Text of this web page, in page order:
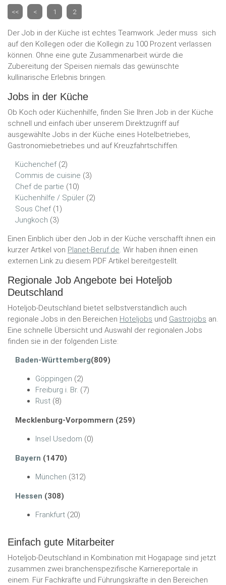
<< < 1 2
Der Job in der Küche ist echtes Teamwork. Jeder muss sich
auf den Kollegen oder die Kollegin zu 100 Prozent verlassen
können. Ohne eine gute Zusammenarbeit würde die
Zubereitung der Speisen niemals das gewünschte
kullinarische Erlebnis bringen.
Jobs in der Küche
Ob Koch oder Küchenhilfe, finden Sie Ihren Job in der Küche
schnell und einfach über unserem Direktzugriff auf
ausgewählte Jobs in der Küche eines Hotelbetriebes,
Gastronomiebetriebes und auf Kreuzfahrtschiffen.
Küchenchef(2)
Commis de cuisine (3)
Chef de partie (10)
Küchenhilfe / Spüler (2)
Sous Chef(1)
Jungkoch (3)
Einen Einblich über den Job in der Küche verschafft ihnen ein
kurzer Artikel von Planet-Beruf.de. Wir haben ihnen einen
externen Link zu diesem PDF Artikel bereitgestellt.
Regionale Job Angebote bei Hoteljob
Deutschland
Hoteljob-Deutschland bietet selbstverständlich auch
regionale Jobs in den Bereichen Hoteljobs und Gastrojobs an.
Eine schnelle Übersicht und Auswahl der regionalen Jobs
finden sie in der folgenden Liste:
Baden-Württemberg(809)
Göppingen (2)
Freiburg i. Br. (7)
Rust (8)
Mecklenburg-Vorpommern (259)
Insel Usedom (0)
Bayern (1470)
München (312)
Hessen (308)
Frankfurt (20)
Einfach gute Mitarbeiter
Hoteljob-Deutschland in Kombination mit Hogapage sind jetzt
zusammen zwei branchenspezifische Karriereportale in
einem. Für Fachkräfte und Führungskräfte in den Bereichen